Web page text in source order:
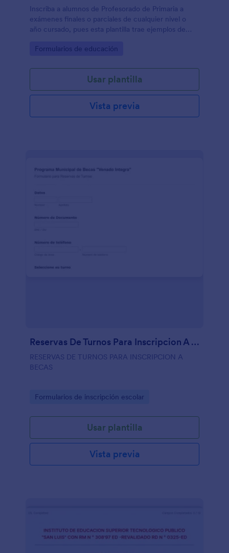
Inscriba a alumnos de Profesorado de Primaria a
exámenes finales o parciales de cualquier nivel o
año cursado, pues esta plantilla trae ejemplos de
carrera por año, muy útil para profesores
Go to Category:
Formularios de educación
Usar plantilla
Vista previa
Reservas De Turnos Para Inscripcion A Becas
RESERVAS DE TURNOS PARA INSCRIPCION A
BECAS
Go to Category:
Formularios de inscripción escolar
Usar plantilla
Vista previa